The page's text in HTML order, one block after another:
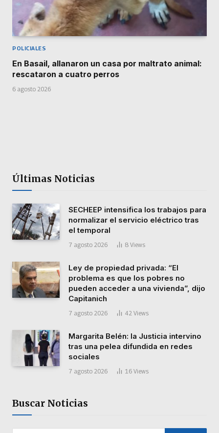
POLICIALES
En Basail, allanaron un casa por maltrato animal:
rescataron a cuatro perros
6 agosto 2026
Últimas Noticias
SECHEEP intensifica los trabajos para
normalizar el servicio eléctrico tras
el temporal
7 agosto 2026 8 Views
Ley de propiedad privada: “El
problema es que los pobres no
pueden acceder a una vivienda”, dijo
Capitanich
7 agosto 2026 42 Views
Margarita Belén: la Justicia intervino
tras una pelea difundida en redes
sociales
7 agosto 2026 16 Views
Buscar Noticias